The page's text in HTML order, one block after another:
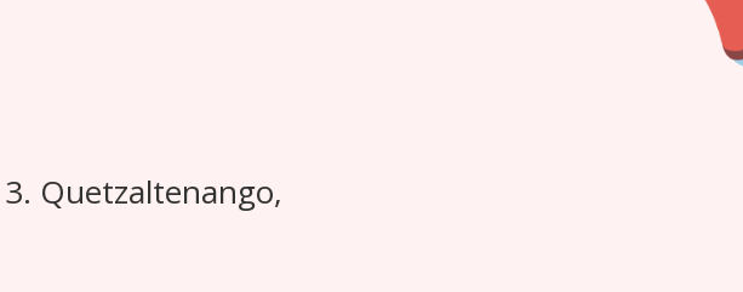
Quetzaltenango,